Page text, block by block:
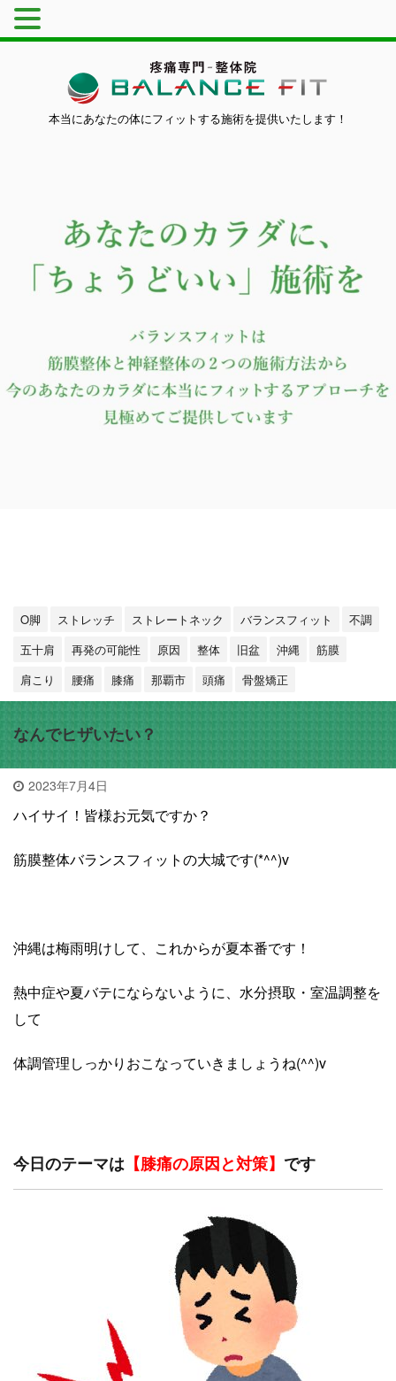
本当にあなたの体にフィットする施術を提供いたします！
O脚 ストレッチ ストレートネック バランスフィット
不調
五十肩
再発の可能性 原因 整体 旧盆 沖縄
筋膜
肩こり
腰痛 膝痛 那覇市 頭痛 骨盤矯正
なんでヒザいたい？
2023年7月4日
ハイサイ！皆様お元気ですか？
筋膜整体バランスフィットの大城です(*^^)v
沖縄は梅雨明けして、これからが夏本番です！
熱中症や夏バテにならないように、水分摂取・室温調整を
して
体調管理しっかりおこなっていきましょうね(^^)v
今日のテーマは 【膝痛の原因と対策】 です